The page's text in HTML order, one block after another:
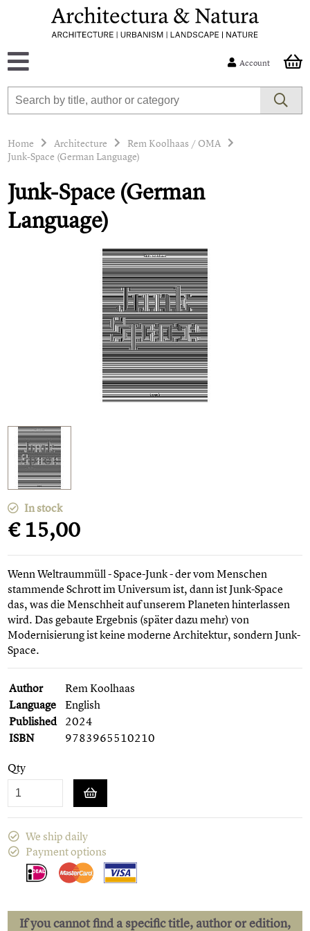
Account
Home Architecture
Rem Koolhaas / OMA
Junk-Space (German Language)
Junk-Space (German
Language)
In stock
€ 15,00
Wenn Weltraummüll - Space-Junk - der vom Menschen
stammende Schrott im Universum ist, dann ist Junk-Space
das, was die Menschheit auf unserem Planeten hinterlassen
wird. Das gebaute Ergebnis (später dazu mehr) von
Modernisierung ist keine moderne Architektur, sondern Junk-
Space.
Author
Rem Koolhaas
Language
English
Published 2024
ISBN
9783965510210
Qty
We ship daily
Payment options
If you cannot find a specific title, author or edition,